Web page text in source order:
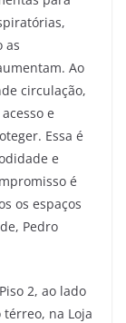
as
Ao
circulação,
e
Essa é
e
é
os espaços
Pedro
2, ao lado
na Loja